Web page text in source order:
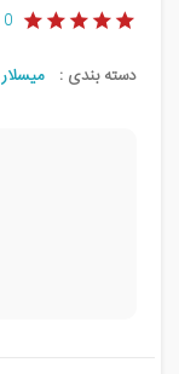
0
دسته بندی :